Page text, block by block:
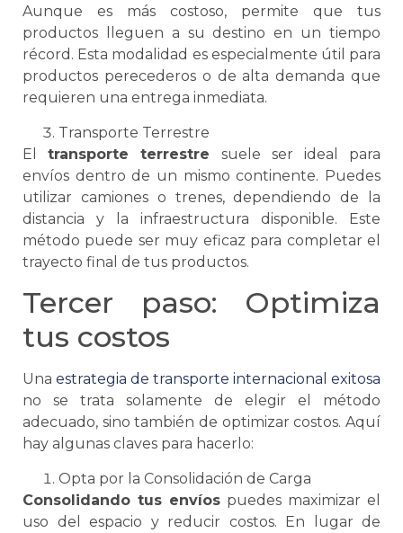
Aunque es más costoso, permite que tus
productos lleguen a su destino en un tiempo
récord. Esta modalidad es especialmente útil para
productos perecederos o de alta demanda que
requieren una entrega inmediata.
Transporte Terrestre
Eltransporte terrestre suele ser ideal para
envíos dentro de un mismo continente. Puedes
utilizar camiones o trenes, dependiendo de la
distancia y la infraestructura disponible. Este
método puede ser muy eficaz para completar el
trayecto final de tus productos.
Tercer paso: Optimiza
tus costos
Una estrategia de transporte internacional exitosa
no se trata solamente de elegir el método
adecuado, sino también de optimizar costos. Aquí
hay algunas claves para hacerlo:
Opta por la Consolidación de Carga
Consolidando tus envíos puedes maximizar el
uso del espacio y reducir costos. En lugar de